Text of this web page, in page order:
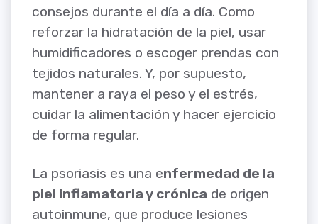
consejos durante el día a día. Como
reforzar la hidratación de la piel, usar
humidificadores o escoger prendas con
tejidos naturales. Y, por supuesto,
mantener a raya el peso y el estrés,
cuidar la alimentación y hacer ejercicio
de forma regular.
La psoriasis es una enfermedad de la
piel inflamatoria y crónica de origen
autoinmune, que produce lesiones